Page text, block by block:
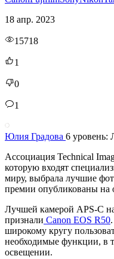
18 апр. 2023
15718
1
0
1
Юлия Градова 6 уровень:
Ассоциация Technical
которую входят
миру, выбрала лучшие
премии опубликованы на
Лучшей камерой APS-C
признали Canon EOS R50
широкому кругу
необходимые функции, в
освещении.